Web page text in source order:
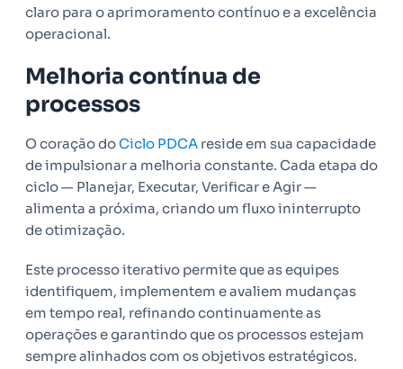
claro para o aprimoramento contínuo e a excelência
operacional.
Melhoria contínua de
processos
O coração doCiclo PDCA reside em sua capacidade
de impulsionar a melhoria constante. Cada etapa do
ciclo — Planejar, Executar, Verificar e Agir —
alimenta a próxima, criando um fluxo ininterrupto
de otimização.
Este processo iterativo permite que as equipes
identifiquem, implementem e avaliem mudanças
em tempo real, refinando continuamente as
operações e garantindo que os processos estejam
sempre alinhados com os objetivos estratégicos.